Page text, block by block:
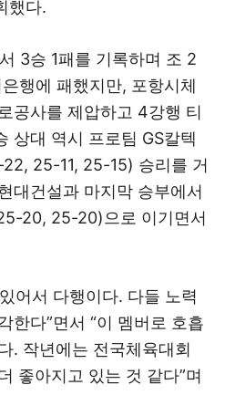
했다.
3승 1패를 기록하며 조 2
행에 패했지만, 포항시체
공사를 제압하고 4강행 티
상대 역시 프로팀 GS칼텍
25-11, 25-15) 승리를 거
대건설과 마지막 승부에서
20, 25-20)으로 이기면서
어서 다행이다. 다들 노력
한다”면서 “이 멤버로 호흡
. 작년에는 전국체육대회
좋아지고 있는 것 같다”며